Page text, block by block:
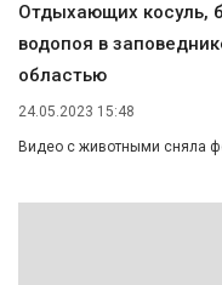
Отдыхающих косуль,
водопоя в
областью
24.05.2023 15:48
Видео с животными сняла